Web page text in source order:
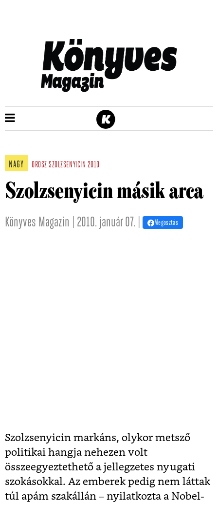
NAGY OROSZ SZOLZSENYICIN 2010
Szolzsenyicin másik arca
Könyves Magazin | 2010. január 07. | Megosztás
Szolzsenyicin markáns, olykor metsző
politikai hangja nehezen volt
összeegyeztethető a jellegzetes nyugati
szokásokkal. Az emberek pedig nem láttak
túl apám szakállán – nyilatkozta a Nobel-